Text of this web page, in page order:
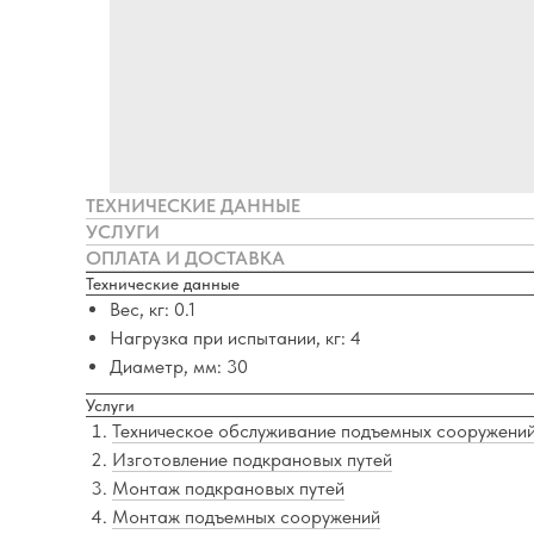
ТЕХНИЧЕСКИЕ ДАННЫЕ
УСЛУГИ
ОПЛАТА И ДОСТАВКА
Технические данные
Вес, кг: 0.1
Нагрузка при испытании, кг: 4
Диаметр, мм: 30
Услуги
Техническое обслуживание подъемных
Изготовление подкрановых путей
Монтаж подкрановых путей
Монтаж подъемных сооружений